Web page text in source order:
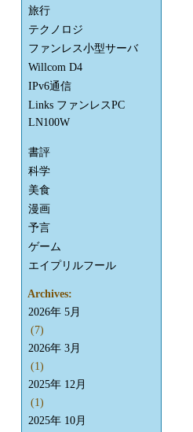
旅行
テクノロジ
ファンレス小型サーバ
Willcom D4
IPv6通信
Links ファンレスPC
LN100W
書評
科学
美食
漫画
予言
ゲーム
エイプリルフール
Archives:
2026年 5月
(7)
2026年 3月
(1)
2025年 12月
(1)
2025年 10月